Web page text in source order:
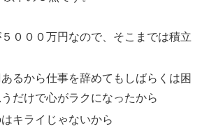
０００万円なので、そこまでは積立
るから仕事を辞めてもしばらくは困
だけで心がラクになったから
キライじゃないから